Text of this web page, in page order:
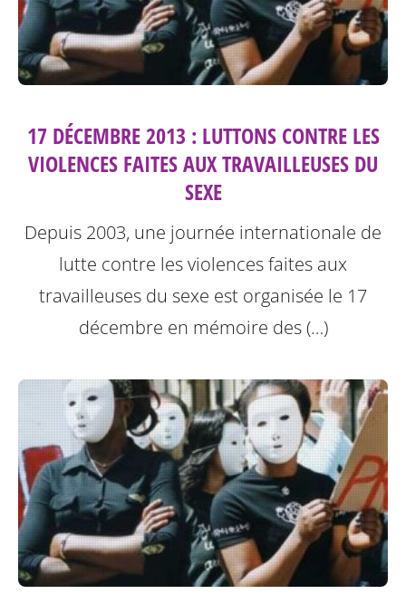
17 DÉCEMBRE 2013 : LUTTONS CONTRE LES
VIOLENCES FAITES AUX TRAVAILLEUSES DU
SEXE
Depuis 2003, une journée internationale de
lutte contre les violences faites aux
travailleuses du sexe est organisée le 17
décembre en mémoire des (…)